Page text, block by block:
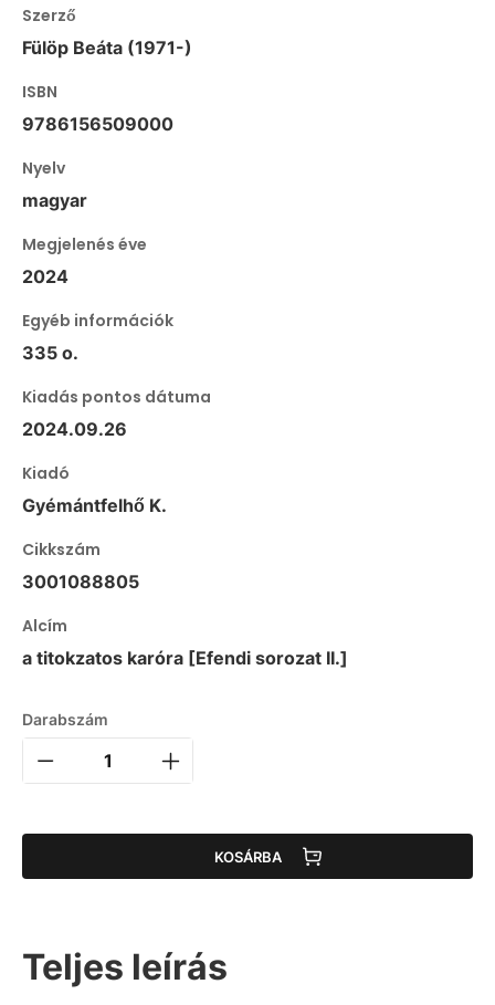
Szerző
Fülöp Beáta (1971-)
ISBN
9786156509000
Nyelv
magyar
Megjelenés éve
2024
Egyéb információk
335 o.
Kiadás pontos dátuma
2024.09.26
Kiadó
Gyémántfelhő K.
Cikkszám
3001088805
Alcím
a titokzatos karóra [Efendi sorozat II.]
Darabszám
KOSÁRBA
Teljes leírás